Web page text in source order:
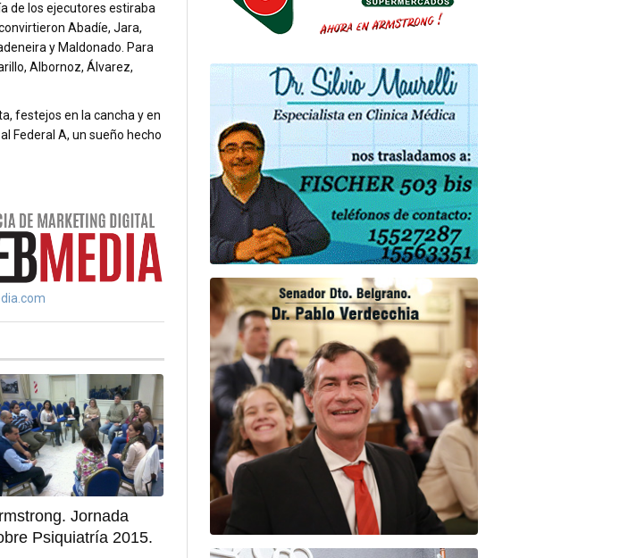
de los ejecutores estiraba
Abadíe, Jara,
y Maldonado. Para
Albornoz, Álvarez,
festejos en la cancha y en
Federal A, un sueño hecho
Jornada
Psiquiatría 2015.